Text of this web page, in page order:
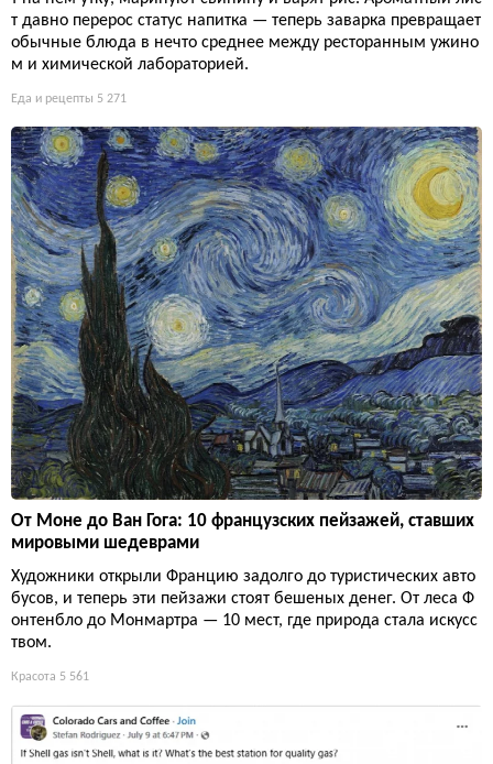
т давно перерос статус напитка — теперь заварка превращает
обычные блюда в нечто среднее между ресторанным ужино
м и химической лабораторией.
Еда и рецепты 5 271
От Моне до Ван Гога: 10 французских пейзажей, ставших
мировыми шедеврами
Художники открыли Францию задолго до туристических авто
бусов, и теперь эти пейзажи стоят бешеных денег. От леса Ф
онтенбло до Монмартра — 10 мест, где природа стала искусс
твом.
Красота 5 561